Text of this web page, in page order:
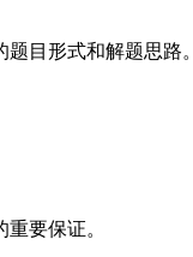
目形式和解题思路。
要保证。